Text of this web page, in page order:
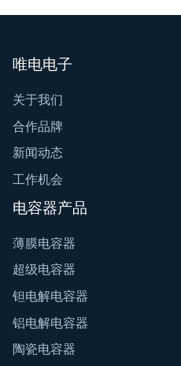
唯电电子
关于我们
合作品牌
新闻动态
工作机会
电容器产品
薄膜电容器
超级电容器
钽电解电容器
铝电解电容器
陶瓷电容器